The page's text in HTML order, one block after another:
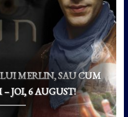
MERLIN, SAU CUM
JOI, 6 AUGUST!